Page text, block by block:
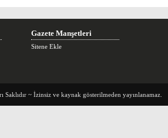
Gazete Manşetleri
Sitene Ekle
Saklıdır ~ İzinsiz ve kaynak gösterilmeden yayınlanamaz.